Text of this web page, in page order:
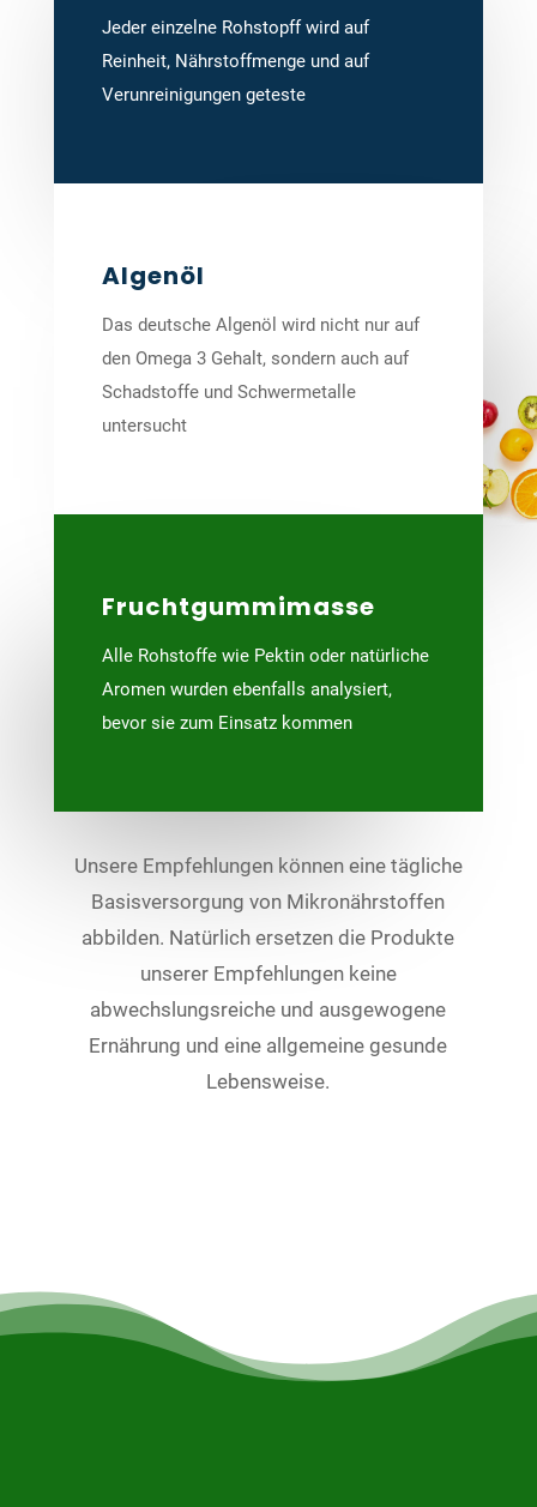
Jeder einzelne Rohstopff wird auf
Reinheit, Nährstoffmenge und auf
Verunreinigungen geteste
Algenöl
Das deutsche Algenöl wird nicht nur auf
den Omega 3 Gehalt, sondern auch auf
Schadstoffe und Schwermetalle
untersucht
Fruchtgummimasse
Alle Rohstoffe wie Pektin oder natürliche
Aromen wurden ebenfalls analysiert,
bevor sie zum Einsatz kommen
Unsere Empfehlungen können eine tägliche
Basisversorgung von Mikronährstoffen
abbilden. Natürlich ersetzen die Produkte
unserer Empfehlungen keine
abwechslungsreiche und ausgewogene
Ernährung und eine allgemeine gesunde
Lebensweise.